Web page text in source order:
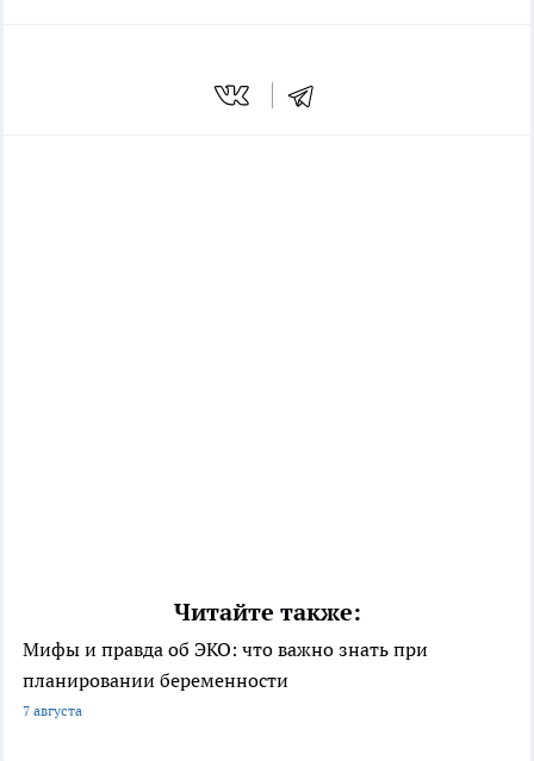
Читайте также:
Мифы и правда об ЭКО: что важно знать при
планировании беременности
7 августа